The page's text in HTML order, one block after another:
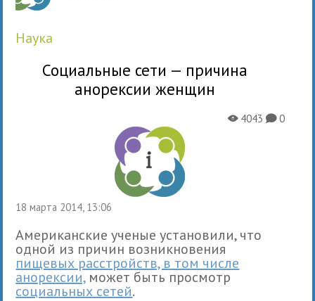
наука
Социальные сети — причина
анорексии женщин
18 марта 2014, 13:06
X4043K0
Американские ученые установили, что
одной из причин возникновения
пищевых расстройств, в том числе
анорексии,может быть просмотр
социальных сетей.